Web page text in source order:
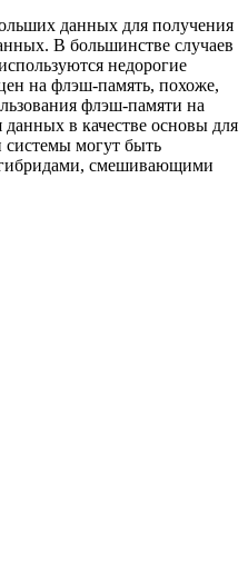
данных для получения
В большинстве случаев
недорогие
на флэш-память, похоже,
флэш-памяти на
данных в качестве основы для
могут быть
смешивающими